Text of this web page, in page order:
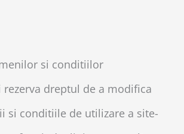
si conditiilor
rezerva dreptul de a modifica
si conditiile de utilizare a site-